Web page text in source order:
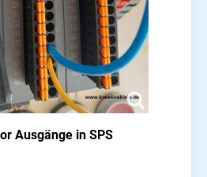
Ausgänge in SPS